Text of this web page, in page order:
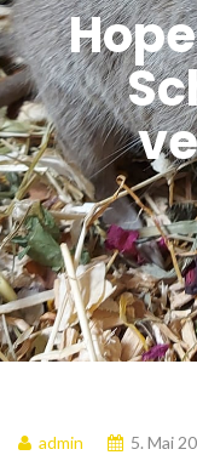
admin 5. Mai